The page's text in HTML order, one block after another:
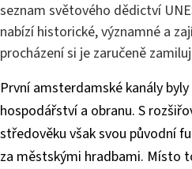
seznam světového dědictví
nabízí historické, významné a
procházení si je zaručeně
První amsterdamské kanály
hospodářství a obranu. S
středověku však svou původní
za městskými hradbami. Místo